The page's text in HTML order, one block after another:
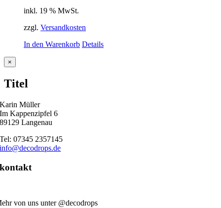
inkl. 19 % MwSt.
zzgl. Versandkosten
In den Warenkorb Details
Close
product
view
×
Titel
Karin Müller
Im Kappenzipfel 6
89129 Langenau
Tel: 07345 2357145
info@decodrops.de
kontakt
von uns unter @decodrops